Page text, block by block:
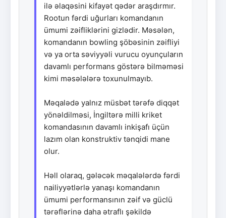
ilə əlaqəsini kifayət qədər araşdırmır.
Rootun fərdi uğurları komandanın
ümumi zəifliklərini gizlədir. Məsələn,
komandanın bowling şöbəsinin zəifliyi
və ya orta səviyyəli vurucu oyunçuların
davamlı performans göstərə bilməməsi
kimi məsələlərə toxunulmayıb.
Məqalədə yalnız müsbət tərəfə diqqət
yönəldilməsi, İngiltərə milli kriket
komandasının davamlı inkişafı üçün
lazım olan konstruktiv tənqidi mane
olur.
Həll olaraq, gələcək məqalələrdə fərdi
nailiyyətlərlə yanaşı komandanın
ümumi performansının zəif və güclü
tərəflərinə daha ətraflı şəkildə